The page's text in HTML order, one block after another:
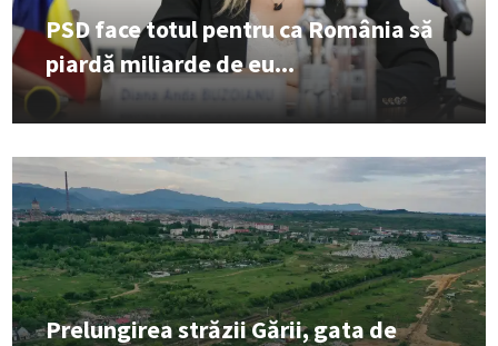
PSD face totul pentru ca România să
piardă miliarde de eu...
Prelungirea străzii Gării, gata de